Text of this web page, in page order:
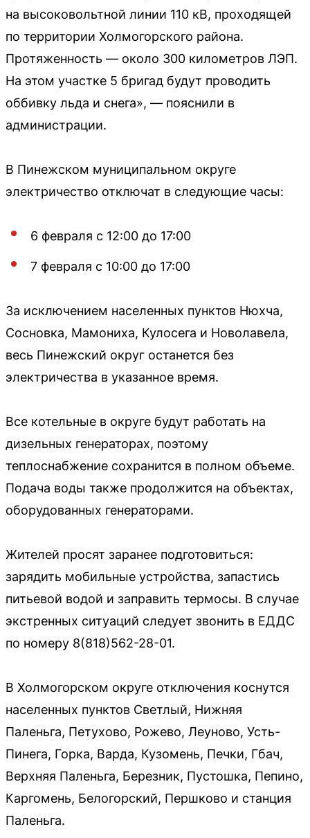
на высоковольтной линии 110 кВ, проходящей
по территории Холмогорского района.
Протяженность — около 300 километров ЛЭП.
На этом участке 5 бригад будут проводить
оббивку льда и снега», — пояснили в
администрации.
В Пинежском муниципальном округе
электричество отключат в следующие часы:
6 февраля с 12:00 до 17:00
7 февраля с 10:00 до 17:00
За исключением населенных пунктов Нюхча,
Сосновка, Мамониха, Кулосега и Новолавела,
весь Пинежский округ останется без
электричества в указанное время.
Все котельные в округе будут работать на
дизельных генераторах, поэтому
теплоснабжение сохранится в полном объеме.
Подача воды также продолжится на объектах,
оборудованных генераторами.
Жителей просят заранее подготовиться:
зарядить мобильные устройства, запастись
питьевой водой и заправить термосы. В случае
экстренных ситуаций следует звонить в ЕДДС
по номеру 8(818)562-28-01.
В Холмогорском округе отключения коснутся
населенных пунктов Светлый, Нижняя
Паленьга, Петухово, Рожево, Леуново, Усть-
Пинега, Горка, Варда, Кузомень, Печки, Гбач,
Верхняя Паленьга, Березник, Пустошка, Пепино,
Каргомень, Белогорский, Першково и станция
Паленьга.